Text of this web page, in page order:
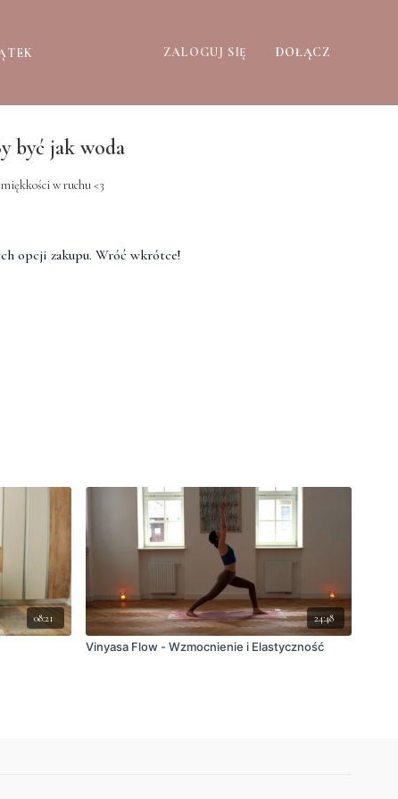
ZALOGUJ SIĘ DOŁĄCZ
być jak woda
w ruchu <3
opcji zakupu. Wróć wkrótce!
08:21 24:48
Vinyasa Flow - Wzmocnienie i Elastyczność